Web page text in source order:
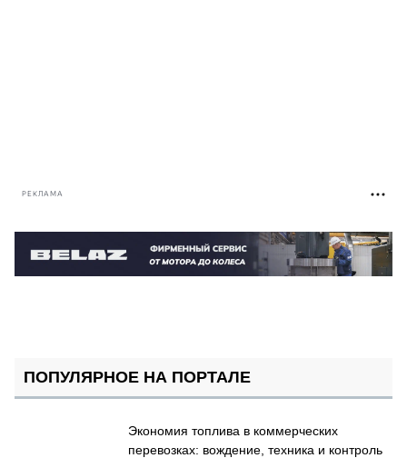
РЕКЛАМА
ПОПУЛЯРНОЕ НА ПОРТАЛЕ
Экономия топлива в коммерческих
перевозках: вождение, техника и контроль